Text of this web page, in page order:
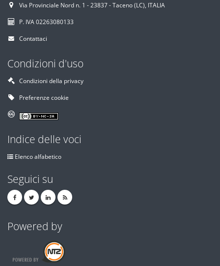
Via Provinciale Nord n. 1 - 23837 - Taceno (LC), ITALIA
P. IVA 02263080133
Contattaci
Condizioni d'uso
Condizioni della privacy
Preferenze cookie
Indice delle voci
Elenco alfabetico
Seguici su
Powered by